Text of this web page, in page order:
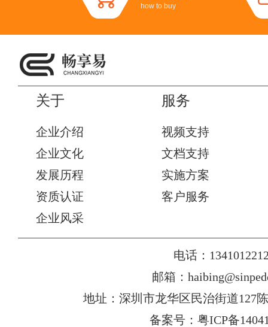
how to buy
关于
企业介绍
企业文化
发展历程
资质认证
企业风采
服务
视频支持
文档支持
实施方案
客户服务
电话：
邮箱：
地址：深圳市龙华区民治街道127
备案号：粤ICP备